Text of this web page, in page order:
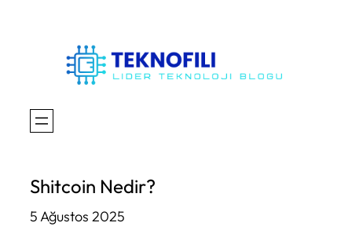
Shitcoin Nedir?
5 Ağustos 2025